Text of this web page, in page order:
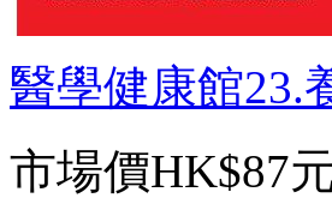
醫學健康館23.
市場價HK$87